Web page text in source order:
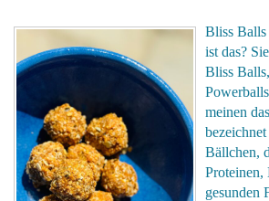
Bliss Balls
ist das?
Bliss
meinen
Bällchen,
Proteinen,
gesunden